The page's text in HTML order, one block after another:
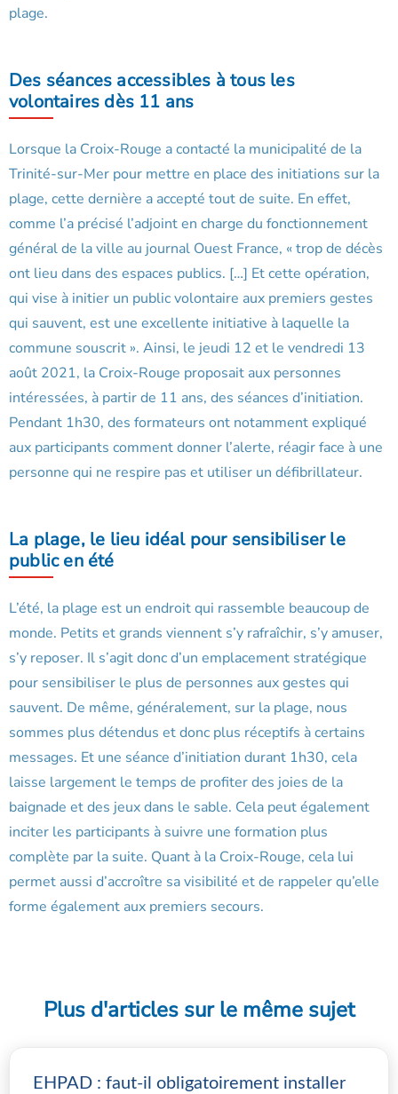
plage.
Des séances accessibles à tous les
volontaires dès 11 ans
Lorsque la Croix-Rouge a contacté la municipalité de la
Trinité-sur-Mer pour mettre en place des initiations sur la
plage, cette dernière a accepté tout de suite. En effet,
comme l’a précisé l’adjoint en charge du fonctionnement
général de la ville au journal Ouest France, « trop de décès
ont lieu dans des espaces publics. […] Et cette opération,
qui vise à initier un public volontaire aux premiers gestes
qui sauvent, est une excellente initiative à laquelle la
commune souscrit ». Ainsi, le jeudi 12 et le vendredi 13
août 2021, la Croix-Rouge proposait aux personnes
intéressées, à partir de 11 ans, des séances d’initiation.
Pendant 1h30, des formateurs ont notamment expliqué
aux participants comment donner l’alerte, réagir face à une
personne qui ne respire pas et utiliser un défibrillateur.
La plage, le lieu idéal pour sensibiliser le
public en été
L’été, la plage est un endroit qui rassemble beaucoup de
monde. Petits et grands viennent s’y rafraîchir, s’y amuser,
s’y reposer. Il s’agit donc d’un emplacement stratégique
pour sensibiliser le plus de personnes aux gestes qui
sauvent. De même, généralement, sur la plage, nous
sommes plus détendus et donc plus réceptifs à certains
messages. Et une séance d’initiation durant 1h30, cela
laisse largement le temps de profiter des joies de la
baignade et des jeux dans le sable. Cela peut également
inciter les participants à suivre une formation plus
complète par la suite. Quant à la Croix-Rouge, cela lui
permet aussi d’accroître sa visibilité et de rappeler qu’elle
forme également aux premiers secours.
Plus d'articles sur le même sujet
EHPAD : faut-il obligatoirement installer